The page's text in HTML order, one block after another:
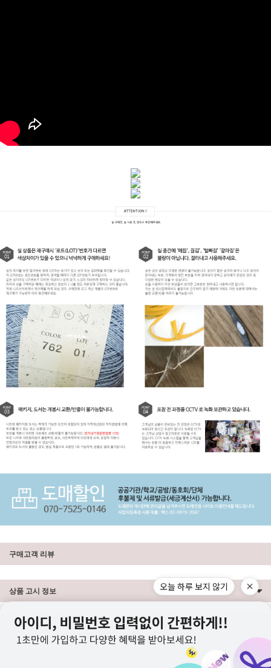
구매고객 리뷰
상품 고시 정보
상점정보 PC버전 이용안내 고객센터 도매전용몰 ▲TOP
오늘 하루 보지 않기